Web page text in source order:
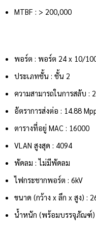
MTBF : > 200,000
พอร์ต : พอร์ต 24 x 10/
ประเภทชั้น : ชั้น 2
ความสามารถในการสลับ :
อัตราการส่งต่อ : 14.88
ตารางที่อยู่ MAC : 16000
VLAN สูงสุด : 4094
พัดลม : ไม่มีพัดลม
ไฟกระชากพอร์ต : 6kV
ขนาด (กว้าง x ลึก x สูง) :
น้ำหนัก (พร้อมบรรจุภัณฑ์)